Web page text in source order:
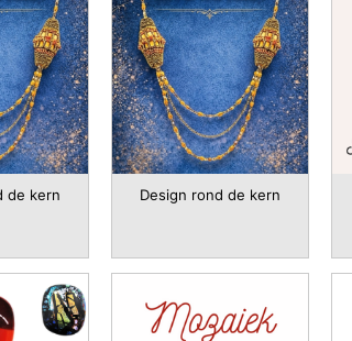
de kern Design rond de kern